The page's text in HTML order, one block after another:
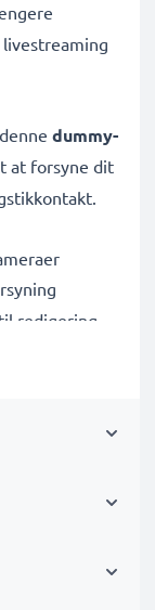
dummy-
at forsyne dit
redigering,
H2 & flere